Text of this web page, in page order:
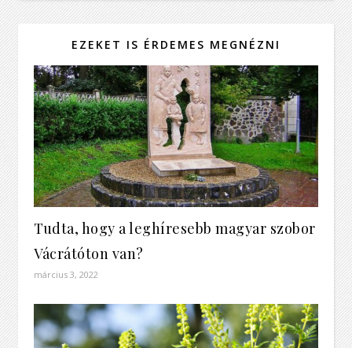
EZEKET IS ÉRDEMES MEGNÉZNI
Tudta, hogy a leghíresebb magyar szobor
Vácrátóton van?
március 3, 2022